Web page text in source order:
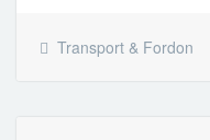
Transport & Fordon